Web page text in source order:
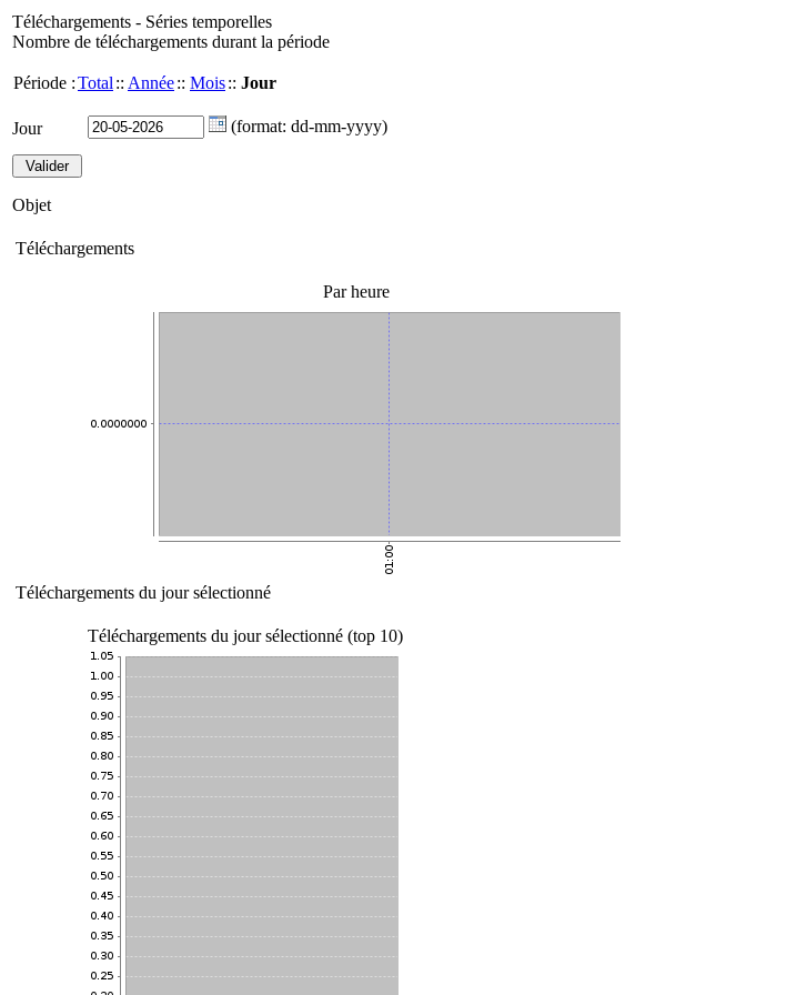
Téléchargements - Séries temporelles
Nombre de téléchargements durant la période
Période :Total :: Année:: Mois:: Jour
Jour (format: dd-mm-yyyy)
Objet
Téléchargements
Par heure
Téléchargements du jour sélectionné
Téléchargements du jour sélectionné (top 10)